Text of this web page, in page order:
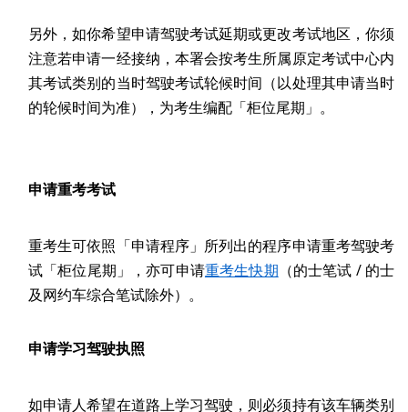
另外，如你希望申请驾驶考试延期或更改考试地区，你须
注意若申请一经接纳，本署会按考生所属原定考试中心内
其考试类别的当时驾驶考试轮候时间（以处理其申请当时
的轮候时间为准），为考生编配「柜位尾期」。
申请重考考试
重考生可依照「申请程序」所列出的程序申请重考驾驶考
试「柜位尾期」，亦可申请重考生快期 （的士笔试 / 的士
及网约车综合笔试除外）。
申请学习驾驶执照
如申请人希望在道路上学习驾驶，则必须持有该车辆类别